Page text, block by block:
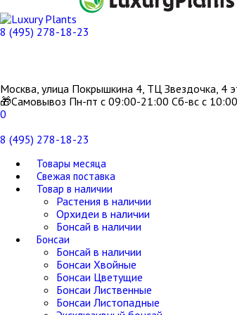
8 (495) 278-18-23
Москва, улица Покрышкина 4, ТЦ Звездочка, 4
🎁Самовывоз Пн-пт с 09:00-21:00 Сб-вс с
0
8 (495) 278-18-23
Товары месяца
Свежая поставка
Товар в наличии
Растения в наличии
Орхидеи в наличии
Бонсай в наличии
Бонсаи
Бонсай в наличии
Бонсаи Хвойные
Бонсаи Цветущие
Бонсаи Лиственные
Бонсаи Листопадные